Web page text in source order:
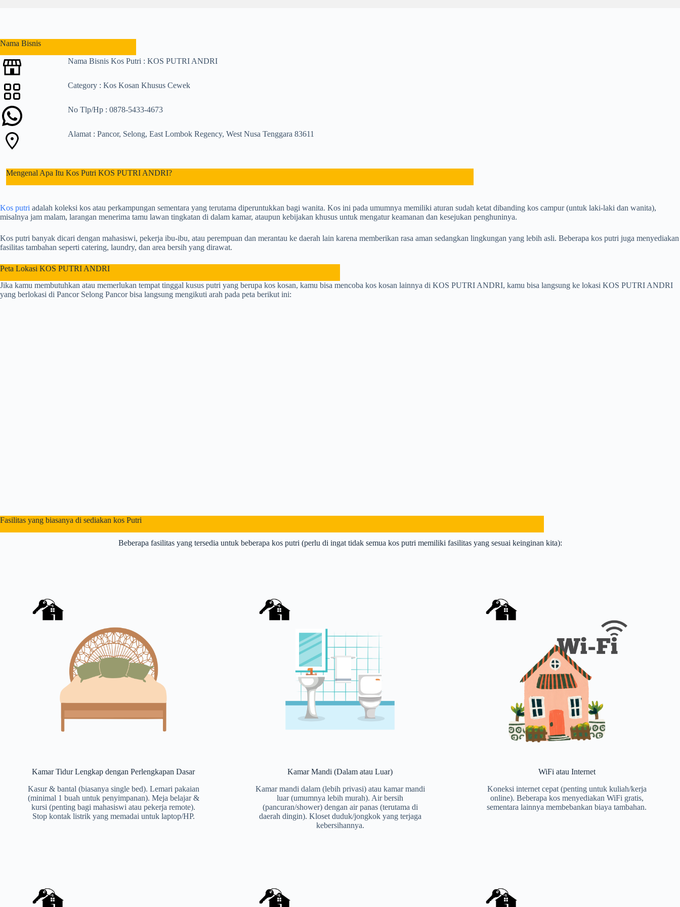
Nama Bisnis
Nama Bisnis Kos Putri : KOS PUTRI ANDRI
Category : Kos Kosan Khusus Cewek
No Tlp/Hp : 0878-5433-4673
Alamat : Pancor, Selong, East Lombok Regency, West Nusa Tenggara 83611
Mengenal Apa Itu Kos Putri KOS PUTRI ANDRI?
Kos putri adalah koleksi kos atau perkampungan sementara yang terutama diperuntukkan bagi wanita. Kos ini pada umumnya memiliki aturan sudah ketat dibanding kos campur (untuk laki-laki dan wanita),
misalnya jam malam, larangan menerima tamu lawan tingkatan di dalam kamar, ataupun kebijakan khusus untuk mengatur keamanan dan kesejukan penghuninya.
Kos putri banyak dicari dengan mahasiswi, pekerja ibu-ibu, atau perempuan dan merantau ke daerah lain karena memberikan rasa aman sedangkan lingkungan yang lebih asli. Beberapa kos putri juga menyediakan
fasilitas tambahan seperti catering, laundry, dan area bersih yang dirawat.
Peta Lokasi KOS PUTRI ANDRI
Jika kamu membutuhkan atau memerlukan tempat tinggal kusus putri yang berupa kos kosan, kamu bisa mencoba kos kosan lainnya di KOS PUTRI ANDRI, kamu bisa langsung ke lokasi KOS PUTRI ANDRI
yang berlokasi di Pancor Selong Pancor bisa langsung mengikuti arah pada peta berikut ini:
Fasilitas yang biasanya di sediakan kos Putri
Beberapa fasilitas yang tersedia untuk beberapa kos putri (perlu di ingat tidak semua kos putri memiliki fasilitas yang sesuai keinginan kita):
Kamar Tidur Lengkap dengan Perlengkapan Dasar
Kasur & bantal (biasanya single bed). Lemari pakaian
(minimal 1 buah untuk penyimpanan). Meja belajar &
kursi (penting bagi mahasiswi atau pekerja remote).
Stop kontak listrik yang memadai untuk laptop/HP.
Kamar Mandi (Dalam atau Luar)
Kamar mandi dalam (lebih privasi) atau kamar mandi
luar (umumnya lebih murah). Air bersih
(pancuran/shower) dengan air panas (terutama di
daerah dingin). Kloset duduk/jongkok yang terjaga
kebersihannya.
WiFi atau Internet
Koneksi internet cepat (penting untuk kuliah/kerja
online). Beberapa kos menyediakan WiFi gratis,
sementara lainnya membebankan biaya tambahan.